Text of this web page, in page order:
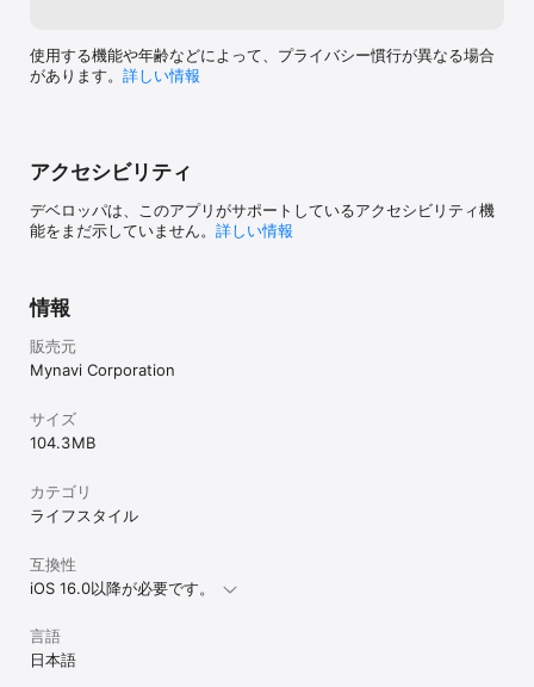
主要都市名からも検索できるから、憧れの街での週末バイトも出来
ちゃいます！
くなるので、空き時間や学校帰りにできるバイトが見つかる！
●こんな求人が掲載中！
・試験監督、家庭教師、採点などの教育系のアルバイト
・簡単なポイント稼ぎが在宅ワークでできるアンケートモニターの
アルバイト
・コンビニ、スーパーのアルのアルバイト
・医療、介護、学童保育などのアルバイト
・データ入力、テレアポなどのオフィスワークのアルバイト
・早朝、時給1000円以上、シフト自由などの検索軸を組み合わせて
のアルバイトが見つかる
・年末年始のお歳暮、お正月のおせち/クリスマスのケーキ販売員
・1日/1週間/1か月だけの単発/短期のアルバイト
●無料ダウンロードつきの履歴書テンプレートあり。応募後のフォ
ローも万全！
アプリ内にある「お役立ちコンテンツ」から書き方のノウハウを確
認できます。
使用する機能や年齢などによって、プライバシー慣行が異なる場合
があります。 詳しい情報
アクセシビリティ
デベロッパは、このアプリがサポートしているアクセシビリティ機
能をまだ示していません。 詳しい情報
情報
販売元
Mynavi Corporation
サイズ
104.3 MB
カテゴリ
ライフスタイル
互換性
iOS 16.0以降が必要です。
言語
日本語